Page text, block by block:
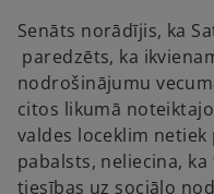
Senāts norādījis, ka
o
p
e
n
s
i
paredzēts, ka
nodrošinājumu
citos likumā
valdes loceklim
pabalsts, neliecina,
tiesības uz sociālo